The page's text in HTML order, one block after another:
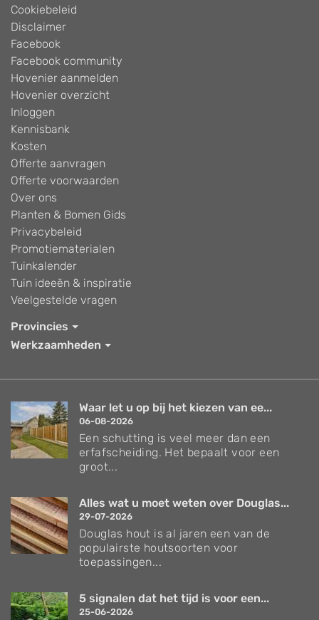
Cookiebeleid
Disclaimer
Facebook
Facebook community
Hovenier aanmelden
Hovenier overzicht
Inloggen
Kennisbank
Kosten
Offerte aanvragen
Offerte voorwaarden
Over ons
Planten & Bomen Gids
Privacybeleid
Promotiematerialen
Tuinkalender
Tuin ideeën & inspiratie
Veelgestelde vragen
Provincies
Werkzaamheden
Waar let u op bij het kiezen van ee...
06-08-2026
Een schutting is veel meer dan een
erfafscheiding. Het bepaalt voor een
groot...
Alles wat u moet weten over Douglas...
29-07-2026
Douglas hout is al jaren een van de
populairste houtsoorten voor
toepassingen...
5 signalen dat het tijd is voor een...
25-06-2026